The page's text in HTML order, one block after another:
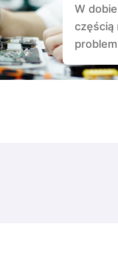
W dobie cyfrowej, gdzie komputery są integralną
częścią